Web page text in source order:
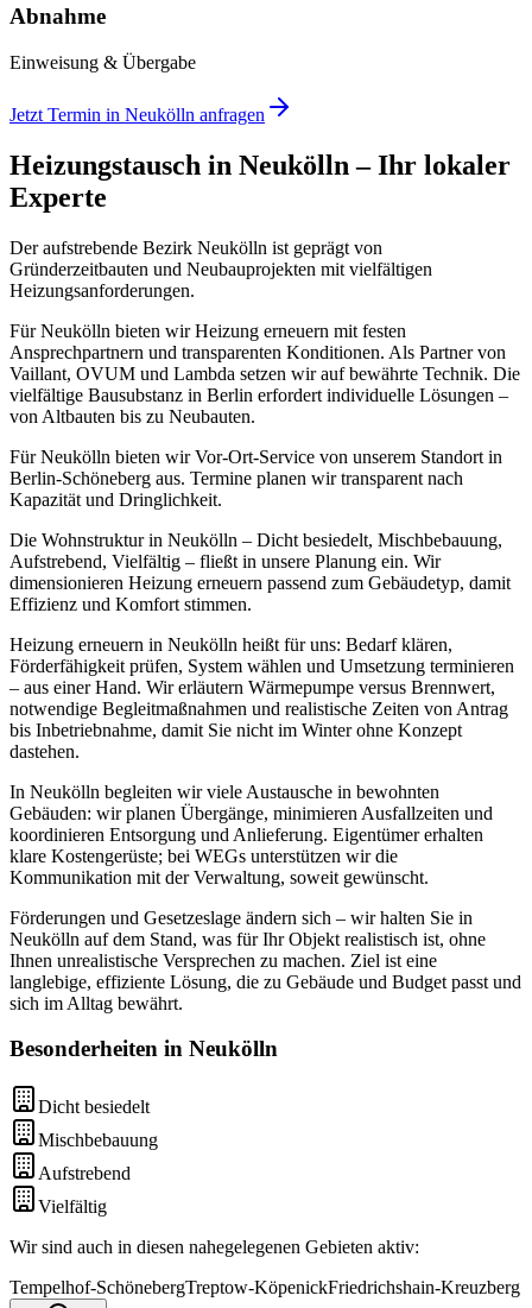
Abnahme
Einweisung & Übergabe
Jetzt Termin in Neukölln anfragen
Heizungstausch in Neukölln – Ihr lokaler
Experte
Der aufstrebende Bezirk Neukölln ist geprägt von
Gründerzeitbauten und Neubauprojekten mit vielfältigen
Heizungsanforderungen.
Für Neukölln bieten wir Heizung erneuern mit festen
Ansprechpartnern und transparenten Konditionen. Als Partner von
Vaillant, OVUM und Lambda setzen wir auf bewährte Technik. Die
vielfältige Bausubstanz in Berlin erfordert individuelle Lösungen –
von Altbauten bis zu Neubauten.
Für Neukölln bieten wir Vor-Ort-Service von unserem Standort in
Berlin-Schöneberg aus. Termine planen wir transparent nach
Kapazität und Dringlichkeit.
Die Wohnstruktur in Neukölln – Dicht besiedelt, Mischbebauung,
Aufstrebend, Vielfältig – fließt in unsere Planung ein. Wir
dimensionieren Heizung erneuern passend zum Gebäudetyp, damit
Effizienz und Komfort stimmen.
Heizung erneuern in Neukölln heißt für uns: Bedarf klären,
Förderfähigkeit prüfen, System wählen und Umsetzung terminieren
– aus einer Hand. Wir erläutern Wärmepumpe versus Brennwert,
notwendige Begleitmaßnahmen und realistische Zeiten von Antrag
bis Inbetriebnahme, damit Sie nicht im Winter ohne Konzept
dastehen.
In Neukölln begleiten wir viele Austausche in bewohnten
Gebäuden: wir planen Übergänge, minimieren Ausfallzeiten und
koordinieren Entsorgung und Anlieferung. Eigentümer erhalten
klare Kostengerüste; bei WEGs unterstützen wir die
Kommunikation mit der Verwaltung, soweit gewünscht.
Förderungen und Gesetzeslage ändern sich – wir halten Sie in
Neukölln auf dem Stand, was für Ihr Objekt realistisch ist, ohne
Ihnen unrealistische Versprechen zu machen. Ziel ist eine
langlebige, effiziente Lösung, die zu Gebäude und Budget passt und
sich im Alltag bewährt.
Besonderheiten in Neukölln
Dicht besiedelt
Mischbebauung
Aufstrebend
Vielfältig
Wir sind auch in diesen nahegelegenen Gebieten aktiv:
Tempelhof-SchönebergTreptow-KöpenickFriedrichshain-Kreuzberg